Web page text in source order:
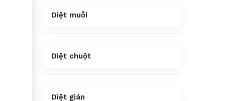
Diệt muỗi
Diệt chuột
Diệt gián